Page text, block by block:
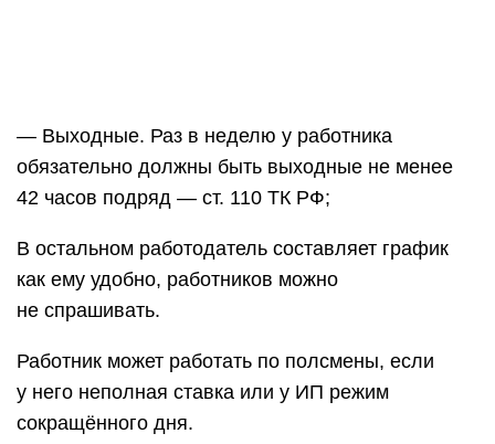
— Выходные. Раз в неделю у работника
обязательно должны быть выходные не менее
42 часов подряд — ст. 110 ТК РФ;
В остальном работодатель составляет график
как ему удобно, работников можно
не спрашивать.
Работник может работать по полсмены, если
у него неполная ставка или у ИП режим
сокращённого дня.